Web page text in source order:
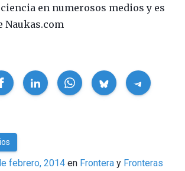
en numerosos medios y es
Naukas.com
febrero, 2014 en Frontera Fronteras